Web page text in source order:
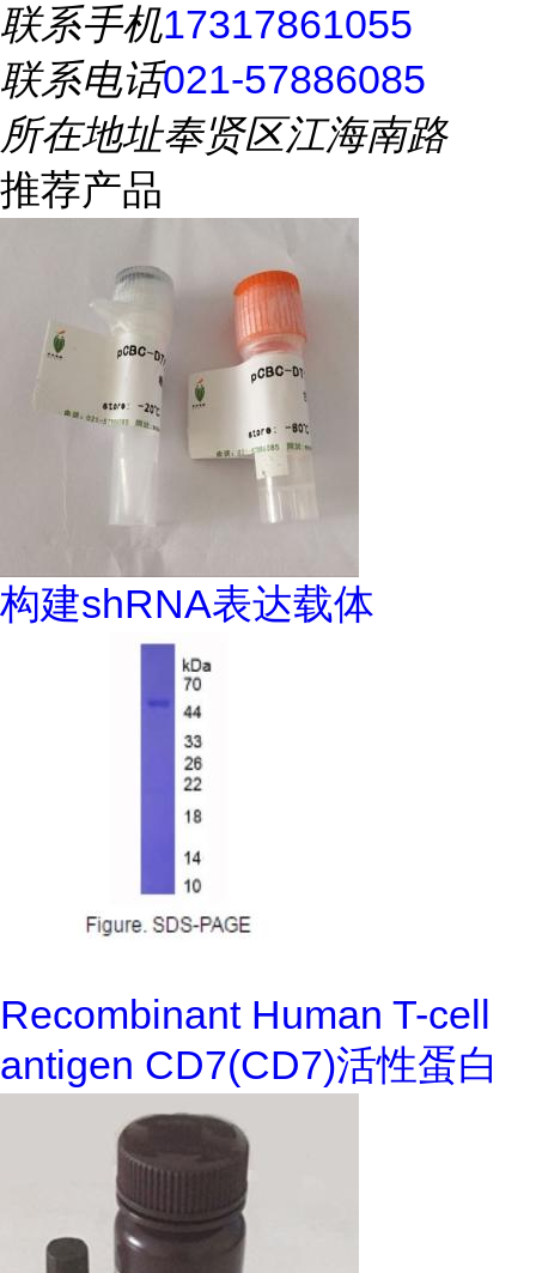
联系手机17317861055
联系电话021-57886085
所在地址奉贤区江海南路
推荐产品
构建shRNA表达载体
Recombinant Human T-cell
antigen CD7(CD7)活性蛋白